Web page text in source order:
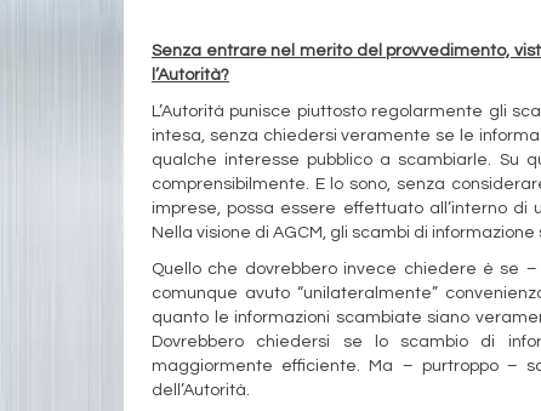
Senza entrare nel merito del provvedimento,
l’Autorità?
L’Autorità punisce piuttosto regolarmente gli
intesa, senza chiedersi veramente se le
qualche interesse pubblico a scambiarle. Su
comprensibilmente. E lo sono, senza
imprese, possa essere effettuato all’interno
Nella visione di AGCM, gli scambi di
Quello che dovrebbero invece chiedere è se
comunque avuto “unilateralmente”
quanto le informazioni scambiate siano
Dovrebbero chiedersi se lo scambio di
maggiormente efficiente. Ma – purtroppo –
dell’Autorità.